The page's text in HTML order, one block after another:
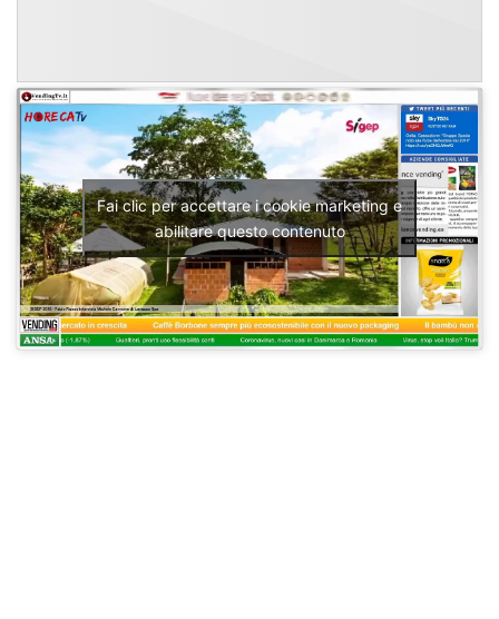
Fai clic per accettare i cookie marketing e
abilitare questo contenuto